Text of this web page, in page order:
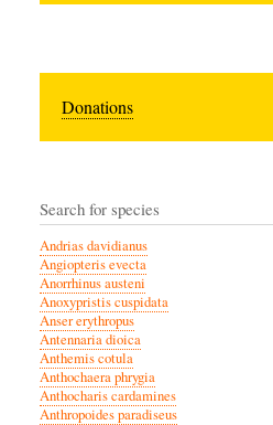
Donations
Search for species
Andrias davidianus
Angiopteris evecta
Anorrhinus austeni
Anoxypristis cuspidata
Anser erythropus
Antennaria dioica
Anthemis cotula
Anthochaera phrygia
Anthocharis cardamines
Anthropoides paradiseus